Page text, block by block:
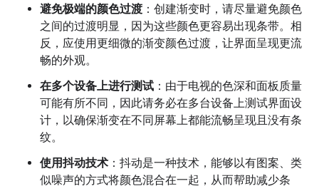
避免极端的颜色过渡 ：创建渐变时，请尽量避免颜色
之间的过渡明显，因为这些颜色更容易出现条带。相
反，应使用更细微的渐变颜色过渡，让界面呈现更流
畅的外观。
在多个设备上进行测试 ：由于电视的色深和面板质量
可能有所不同，因此请务必在多台设备上测试界面设
计，以确保渐变在不同屏幕上都能流畅呈现且没有条
纹。
使用抖动技术 ：抖动是一种技术，能够以有图案、类
似噪声的方式将颜色混合在一起，从而帮助减少条